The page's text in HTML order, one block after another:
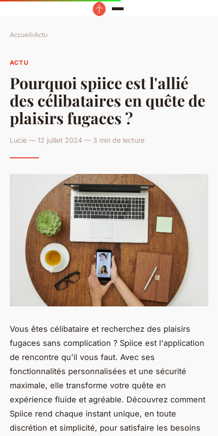
Accueil›Actu
ACTU
Pourquoi spiice est l'allié
des célibataires en quête de
plaisirs fugaces ?
Lucie — 12 juillet 2024 — 3 min de lecture
Vous êtes célibataire et recherchez des plaisirs
fugaces sans complication ? Spiice est l'application
de rencontre qu'il vous faut. Avec ses
fonctionnalités personnalisées et une sécurité
maximale, elle transforme votre quête en
expérience fluide et agréable. Découvrez comment
Spiice rend chaque instant unique, en toute
discrétion et simplicité, pour satisfaire les besoins